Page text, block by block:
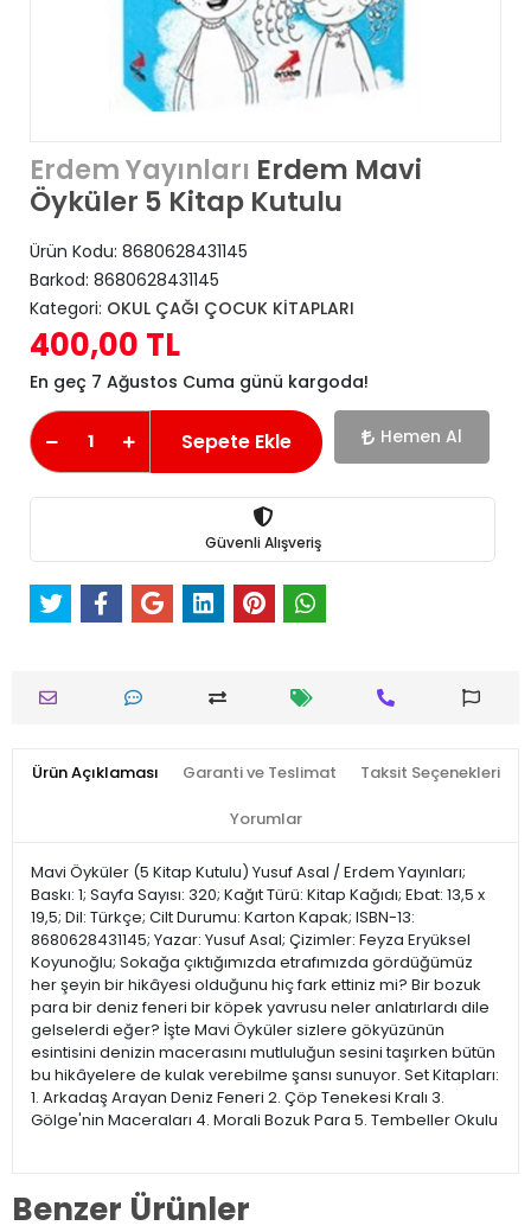
Erdem Yayınları Erdem Mavi
Öyküler 5 Kitap Kutulu
Ürün Kodu: 8680628431145
Barkod: 8680628431145
Kategori: OKUL ÇAĞI ÇOCUK KİTAPLARI
400,00 TL
En geç 7 Ağustos Cuma günü kargoda!
Sepete Ekle Hemen Al
Güvenli Alışveriş
Ürün Açıklaması Garanti ve Teslimat Taksit Seçenekleri
Yorumlar
Mavi Öyküler (5 Kitap Kutulu) Yusuf Asal / Erdem Yayınları;
Baskı: 1; Sayfa Sayısı: 320; Kağıt Türü: Kitap Kağıdı; Ebat: 13,5 x
19,5; Dil: Türkçe; Cilt Durumu: Karton Kapak; ISBN-13:
8680628431145; Yazar: Yusuf Asal; Çizimler: Feyza Eryüksel
Koyunoğlu; Sokağa çıktığımızda etrafımızda gördüğümüz
her şeyin bir hikâyesi olduğunu hiç fark ettiniz mi? Bir bozuk
para bir deniz feneri bir köpek yavrusu neler anlatırlardı dile
gelselerdi eğer? İşte Mavi Öyküler sizlere gökyüzünün
esintisini denizin macerasını mutluluğun sesini taşırken bütün
bu hikâyelere de kulak verebilme şansı sunuyor. Set Kitapları:
1. Arkadaş Arayan Deniz Feneri 2. Çöp Tenekesi Kralı 3.
Gölge'nin Maceraları 4. Morali Bozuk Para 5. Tembeller Okulu
Benzer Ürünler